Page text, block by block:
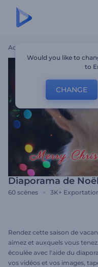
Accueil
Diaporama de
60 scènes 3K+
Rendez cette saison de
aimez et auxquels vous
écoulée avec l'aide du
vos vidéos et vos images,
Would you like to
to
CHANGE